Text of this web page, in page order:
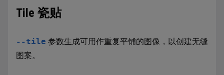
Tile 瓷贴
--tile 参数生成可用作重复平铺的图像，以创建无缝
图案。